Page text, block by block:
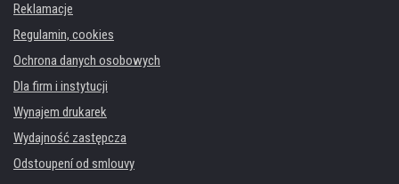
Reklamacje
Regulamin, cookies
Ochrona danych osobowych
Dla firm i instytucji
Wynajem drukarek
Wydajność zastępcza
Odstoupení od smlouvy